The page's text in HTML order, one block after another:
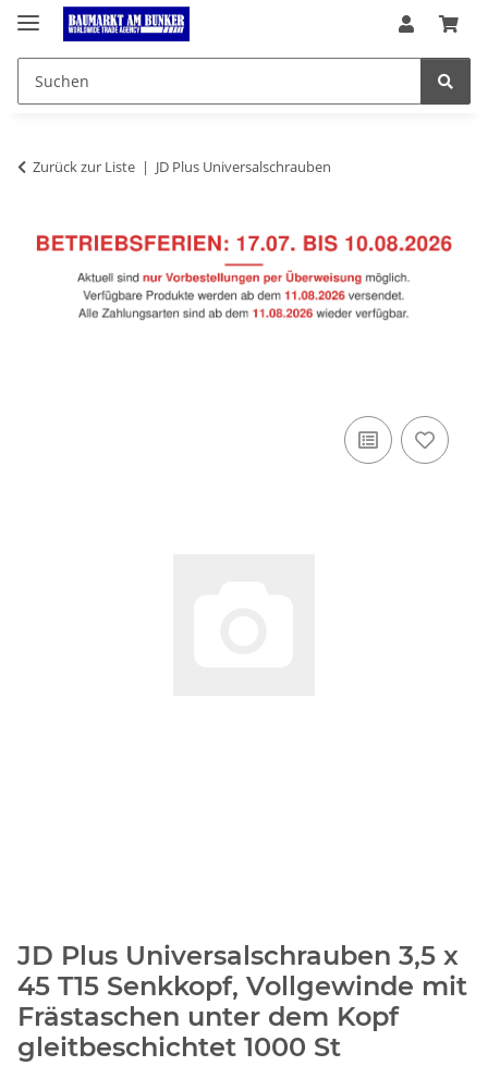
Zurück zur Liste JD Plus Universalschrauben
JD Plus Universalschrauben 3,5 x
45 T15 Senkkopf, Vollgewinde mit
Frästaschen unter dem Kopf
gleitbeschichtet 1000 St